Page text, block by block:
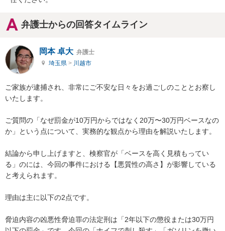
弁護士からの回答タイムライン
岡本 卓大 弁護士
埼玉県 > 川越市
ご家族が逮捕され、非常にご不安な日々をお過ごしのこととお察し
いたします。
ご質問の「なぜ罰金が10万円からではなく20万〜30万円ベースなの
か」という点について、実務的な観点から理由を解説いたします。
結論から申し上げますと、検察官が「ベースを高く見積もってい
る」のには、今回の事件における【悪質性の高さ】が影響している
と考えられます。
理由は主に以下の2点です。
脅迫内容の凶悪性脅迫罪の法定刑は「2年以下の懲役または30万円